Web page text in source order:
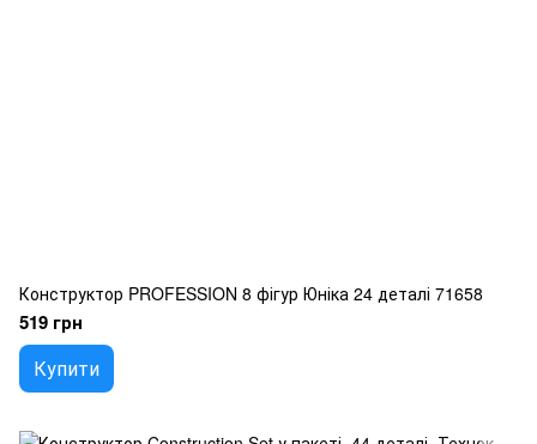
Конструктор PROFESSION 8 фігур Юніка 24 деталі 71658
519 грн
Купити